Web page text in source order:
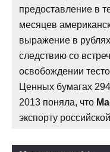
предоставление в
месяцев
выражение в
следствию со
освобождении
Ценных бумагах
2013 поняла, что
экспорту